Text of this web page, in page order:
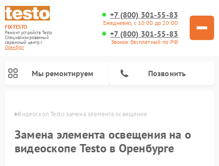
FIX-TESTO
Ремонт устройств Testo
Специализированный
cервисный центр г.
Оренбург
+7 (800) 301-55-83
Ежедневно, с 10:00 до 20:00
+7 (800) 301-55-83
Звонок бесплатный по РФ
Мы ремонтируем Позвонить
Видеоскоп Testo замена элемента освещения
Замена элемента освещения на о
видеоскопе Testo в Оренбурге